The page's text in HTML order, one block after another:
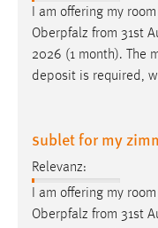
I am offering my
Oberpfalz from 31st
2026 (1 month). The
deposit is required,
sublet for my
Relevanz:
I am offering my
Oberpfalz from 31st